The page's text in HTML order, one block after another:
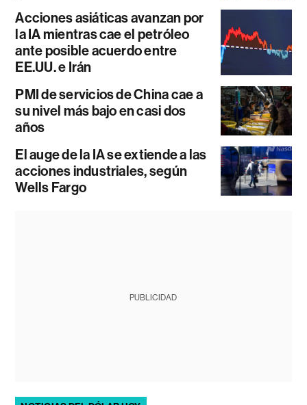
Acciones asiáticas avanzan por
la IA mientras cae el petróleo
ante posible acuerdo entre
EE.UU. e Irán
PMI de servicios de China cae a
su nivel más bajo en casi dos
años
El auge de la IA se extiende a las
acciones industriales, según
Wells Fargo
PUBLICIDAD